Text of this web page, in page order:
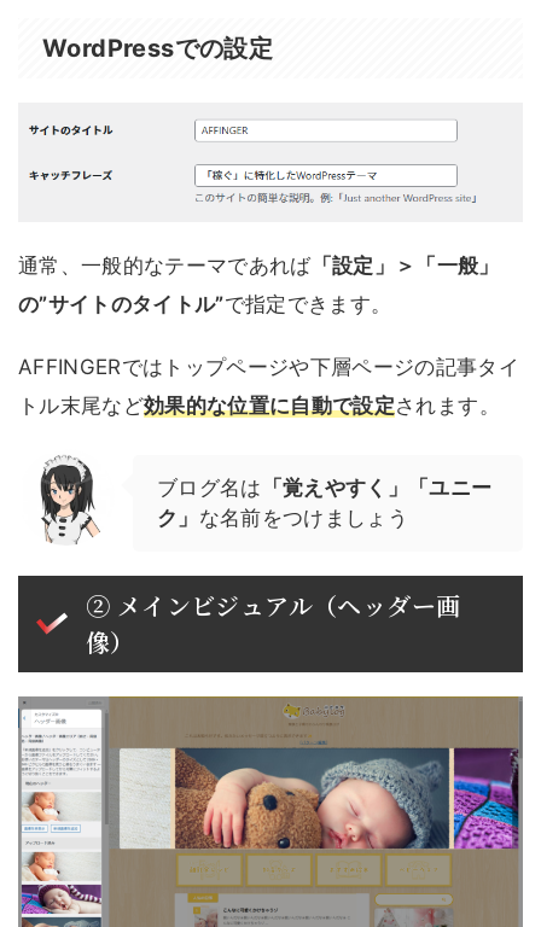
WordPressでの設定
通常、一般的なテーマであれば「設定」＞「一般」
の”サイトのタイトル”で指定できます。
AFFINGERではトップページや下層ページの記事タイ
トル末尾など効果的な位置に自動で設定されます。
ブログ名は 「覚えやすく」「ユニー
ク」 な名前をつけましょう
② メインビジュアル（ヘッダー画
像）